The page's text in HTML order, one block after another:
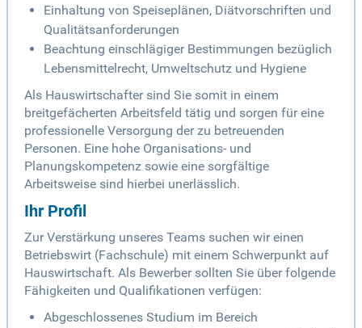
Einhaltung von Speiseplänen, Diätvorschriften und
Qualitätsanforderungen
Beachtung einschlägiger Bestimmungen bezüglich
Lebensmittelrecht, Umweltschutz und Hygiene
Als Hauswirtschafter sind Sie somit in einem
breitgefächerten Arbeitsfeld tätig und sorgen für eine
professionelle Versorgung der zu betreuenden
Personen. Eine hohe Organisations- und
Planungskompetenz sowie eine sorgfältige
Arbeitsweise sind hierbei unerlässlich.
Ihr Profil
Zur Verstärkung unseres Teams suchen wir einen
Betriebswirt (Fachschule) mit einem Schwerpunkt auf
Hauswirtschaft. Als Bewerber sollten Sie über folgende
Fähigkeiten und Qualifikationen verfügen:
Abgeschlossenes Studium im Bereich